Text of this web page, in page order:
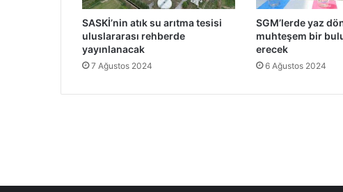
SASKİ’nin atık su arıtma tesisi
uluslararası rehberde
yayınlanacak
7 Ağustos 2024
SGM’lerde yaz
muhteşem bir
erecek
6 Ağustos 2024